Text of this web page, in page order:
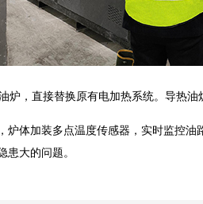
炉，直接替换原有电加热系统。导热
炉体加装多点温度传感器，实时监控
患大的问题。